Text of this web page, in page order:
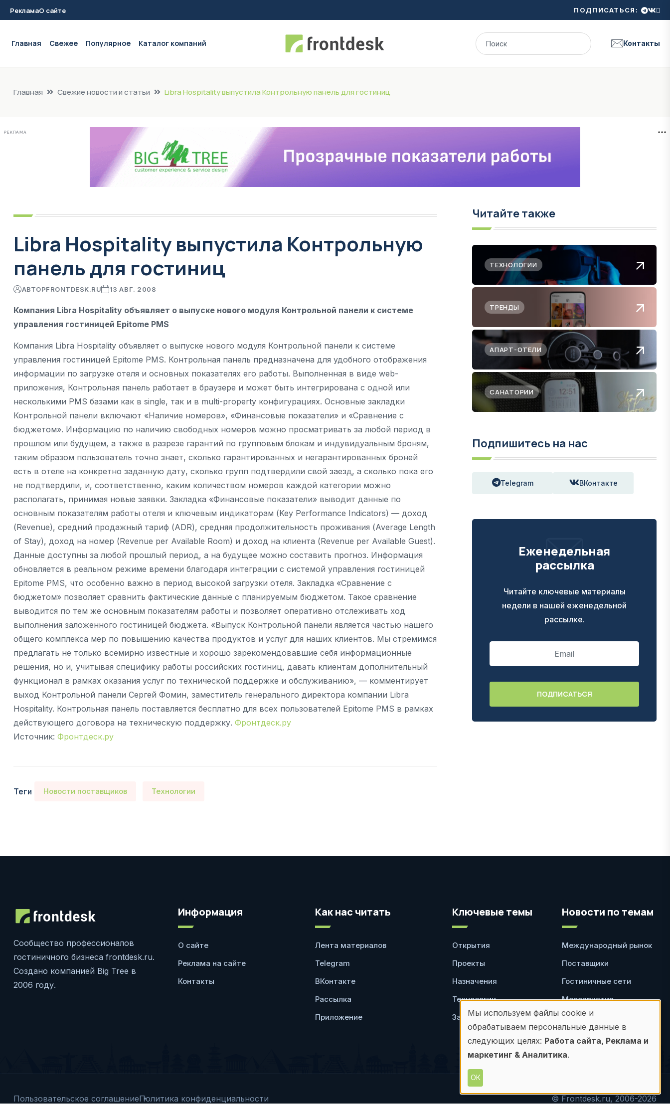
РекламаО сайте ПОДПИСАТЬСЯ:
Главная Свежее Популярное Каталог компаний Контакты
Главная Свежие новости и статьи Libra Hospitality выпустила Контрольную панель для гостиниц
РЕКЛАМА
Libra Hospitality выпустила Контрольную
панель для гостиниц
АВТОРFRONTDESK.RU 13 АВГ. 2008
Компания Libra Hospitality объявляет о выпуске нового модуля Контрольной панели к системе
управления гостиницей Epitome PMS
Компания Libra Hospitality объявляет о выпуске нового модуля Контрольной панели к системе
управления гостиницей Epitome PMS. Контрольная панель предназначена для удобного отображения
информации по загрузке отеля и основных показателях его работы. Выполненная в виде web-
приложения, Контрольная панель работает в браузере и может быть интегрирована с одной или
несколькими PMS базами как в single, так и в multi-property конфигурациях. Основные закладки
Контрольной панели включают «Наличие номеров», «Финансовые показатели» и «Сравнение с
бюджетом». Информацию по наличию свободных номеров можно просматривать за любой период в
прошлом или будущем, а также в разрезе гарантий по групповым блокам и индувидуальным броням,
таким образом пользователь точно знает, сколько гарантированных и негарантированных броней
есть в отеле на конкретно заданную дату, сколько групп подтвердили свой заезд, а сколько пока его
не подтвердили, и, соответственно, каким количеством номеров каждой категории можно
располагать, принимая новые заявки. Закладка «Финансовые показатели» выводит данные по
основным показателям работы отеля и ключевым индикаторам (Key Performance Indicators) — доход
(Revenue), средний продажный тариф (ADR), cредняя продолжительность проживания (Average Length
of Stay), доход на номер (Revenue per Available Room) и доход на клиента (Revenue per Available Guest).
Данные доступны за любой прошлый период, а на будущее можно составить прогноз. Информация
обновляется в реальном режиме времени благодаря интеграции c cистемой управления гостиницей
Epitome PMS, что особенно важно в период высокой загрузки отеля. Закладка «Сравнение с
бюджетом» позволяет сравнить фактические данные с планируемым бюджетом. Такое сравнение
выводится по тем же основным показателям работы и позволяет оперативно отслеживать ход
выполнения заложенного гостиницей бюджета. «Выпуск Контрольной панели является частью нашего
общего комплекса мер по повышению качества продуктов и услуг для наших клиентов. Мы стремимся
предлагать не только всемирно известные и хорошо зарекомендовавшие себя информационные
решения, но и, учитывая специфику работы российских гостиниц, давать клиентам дополнительный
функционал в рамках оказания услуг по технической поддержке и обслуживанию», — комментирует
выход Контрольной панели Сергей Фомин, заместитель генерального директора компании Libra
Hospitality. Контрольная панель поставляется бесплатно для всех пользователей Epitome PMS в рамках
действующего договора на техническую поддержку. Фронтдеск.ру
Источник: Фронтдеск.ру
Теги Новости поставщиков Технологии
Читайте также
ТЕХНОЛОГИИ
ТРЕНДЫ
АПАРТ-ОТЕЛИ
САНАТОРИИ
Подпишитесь на нас
Telegram ВКонтакте
Еженедельная
рассылка
Читайте ключевые материалы
недели в нашей еженедельной
рассылке.
Сообщество профессионалов
гостиничного бизнеса frontdesk.ru.
Создано компанией Big Tree в
2006 году.
Информация
О сайте
Реклама на сайте
Контакты
Как нас читать
Лента материалов
Telegram
ВКонтакте
Рассылка
Приложение
Ключевые темы
Открытия
Проекты
Назначения
Технологии
Законодательство
Новости по темам
Международный рынок
Поставщики
Гостиничные сети
Мероприятия
Ресторан
Пользовательское соглашениеПолитика конфиденциальности
© Frontdesk.ru, 2006-2026
Использование
персональных
данных
и
файлов
Мы используем файлы cookie и
обрабатываем персональные данные в
следующих целях: Работа сайта, Реклама и
маркетинг & Аналитика.
ОК